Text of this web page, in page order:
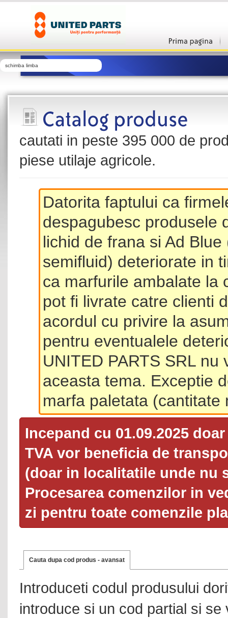
schimba limba
cautati in peste 395 000 de
piese utilaje agricole.
Datorita faptului ca
despagubesc produsele
lichid de frana si Ad
semifluid) deteriorate in
ca marfurile ambalate la
pot fi livrate catre clienti
acordul cu privire la
pentru eventualele
UNITED PARTS SRL
aceasta tema. Exceptie
marfa paletata (cantitate
Incepand cu 01.09.2025
TVA vor beneficia de
(doar in localitatile unde nu
Procesarea comenzilor in
zi pentru toate comenzile
Cauta dupa cod produs - avansat
Introduceti codul produsului
introduce si un cod partial si